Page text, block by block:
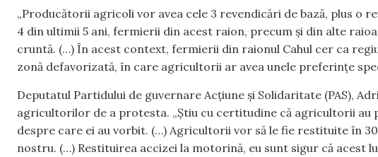
„Producătorii agricoli vor avea cele 3 revendicări de bază, plus o
4 din ultimii 5 ani, fermierii din acest raion, precum și din alte
cruntă. (…) În acest context, fermierii din raionul Cahul cer ca
zonă defavorizată, în care agricultorii ar avea unele preferințe
Deputatul Partidului de guvernare Acțiune și Solidaritate (PAS),
agricultorilor de a protesta. „Știu cu certitudine că agricultorii
despre care ei au vorbit. (…) Agricultorii vor să le fie restituite în
nostru. (…) Restituirea accizei la motorină, eu sunt sigur că acest